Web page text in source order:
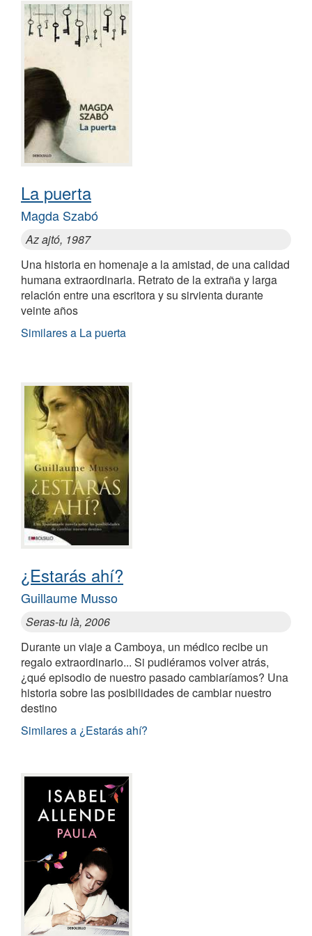
La puerta
Magda Szabó
Az ajtó, 1987
Una historia en homenaje a la amistad, de una calidad
humana extraordinaria. Retrato de la extraña y larga
relación entre una escritora y su sirvienta durante
veinte años
Similares a La puerta
¿Estarás ahí?
Guillaume Musso
Seras-tu là, 2006
Durante un viaje a Camboya, un médico recibe un
regalo extraordinario... Si pudiéramos volver atrás,
¿qué episodio de nuestro pasado cambiaríamos? Una
historia sobre las posibilidades de cambiar nuestro
destino
Similares a ¿Estarás ahí?